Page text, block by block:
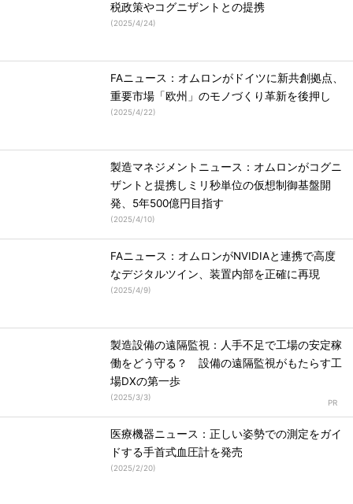
税政策やコグニザントとの提携
(2025/4/24)
FAニュース：オムロンがドイツに新共創拠点、
重要市場「欧州」のモノづくり革新を後押し
(2025/4/22)
製造マネジメントニュース：オムロンがコグニ
ザントと提携しミリ秒単位の仮想制御基盤開
発、5年500億円目指す
(2025/4/10)
FAニュース：オムロンがNVIDIAと連携で高度
なデジタルツイン、装置内部を正確に再現
(2025/4/9)
製造設備の遠隔監視：人手不足で工場の安定稼
働をどう守る？ 設備の遠隔監視がもたらす工
場DXの第一歩
(2025/3/3)
医療機器ニュース：正しい姿勢での測定をガイ
ドする手首式血圧計を発売
(2025/2/20)